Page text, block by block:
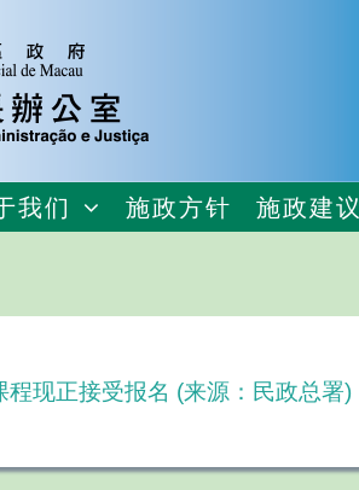
我们 施政方针 施政建议
现正接受报名 (来源：民政总署)